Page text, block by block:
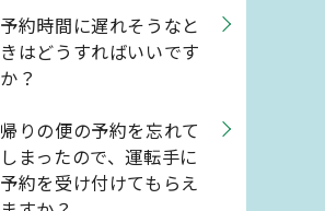
予約時間に遅れそうなと
きはどうすればいいです
か？
帰りの便の予約を忘れて
しまったので、運転手に
予約を受け付けてもらえ